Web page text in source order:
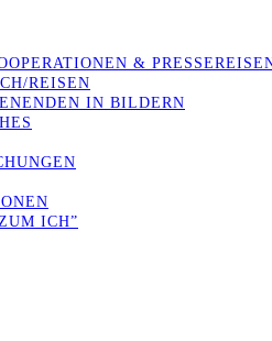
&
REISEN
IN BILDERN
ICH”